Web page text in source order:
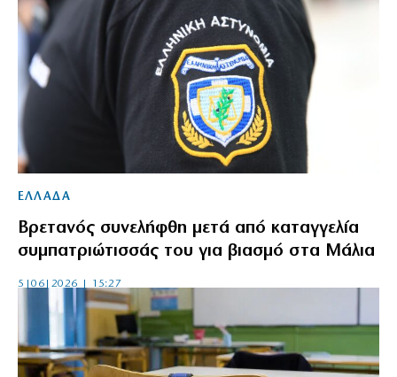
ΕΛΛΑΔΑ
Βρετανός συνελήφθη μετά από καταγγελία
συμπατριώτισσάς του για βιασμό στα Μάλια
5|06|2026 | 15:27